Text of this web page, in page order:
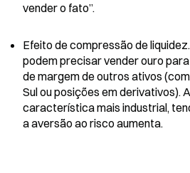
vender o fato”.
Efeito de compressão de
podem precisar vender ouro
de margem de outros ativos
Sul ou posições em derivativos).
característica mais industrial,
a aversão ao risco aumenta.